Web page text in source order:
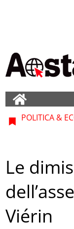
POLITICA &
Le
Viérin